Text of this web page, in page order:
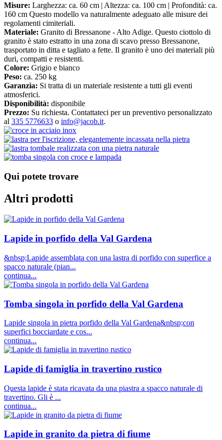
Misure: Larghezza: ca. 60 cm | Altezza: ca. 100 cm | Profondità: ca.
160 cm Questo modello va naturalmente adeguato alle misure dei
regolamenti cimiteriali.
Materiale: Granito di Bressanone - Alto Adige. Questo ciottolo di
granito è stato estratto in una zona di scavo presso Bressanone,
trasportato in ditta e tagliato a fette. Il granito è uno dei materiali più
duri, compatti e resistenti.
Colore: Grigio e bianco
Peso: ca. 250 kg
Garanzia: Si tratta di un materiale resistente a tutti gli eventi
atmosferici.
Disponibilità: disponibile
Prezzo: Su richiesta. Contattateci per un preventivo personalizzato
al 335 5776633 o info@jacob.it.
Qui potete trovare
Altri prodotti
Lapide in porfido della Val Gardena
&nbsp;Lapide assemblata con una lastra di porfido con superfice a
spacco naturale (pian...
continua...
Tomba singola in porfido della Val Gardena
Lapide singola in pietra porfido della Val Gardena&nbsp;con
superfici bocciardate e cos...
continua...
Lapide di famiglia in travertino rustico
Questa lapide è stata ricavata da una piastra a spacco naturale di
travertino. Gli è ...
continua...
Lapide in granito da pietra di fiume